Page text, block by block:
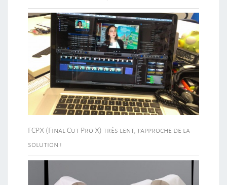
FCPX (Final Cut Pro X) très lent, j’approche de la
solution !